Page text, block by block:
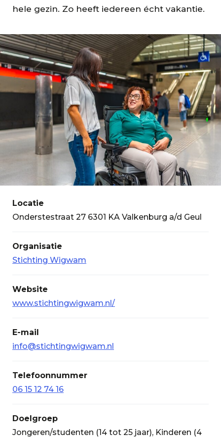
hele gezin. Zo heeft iedereen écht vakantie.
Locatie
Onderstestraat 27 6301 KA Valkenburg a/d Geul
Organisatie
Stichting Wigwam
Website
www.stichtingwigwam.nl/
E-mail
info@stichtingwigwam.nl
Telefoonnummer
06 15 12 74 16
Doelgroep
Jongeren/studenten (14 tot 25 jaar), Kinderen (4